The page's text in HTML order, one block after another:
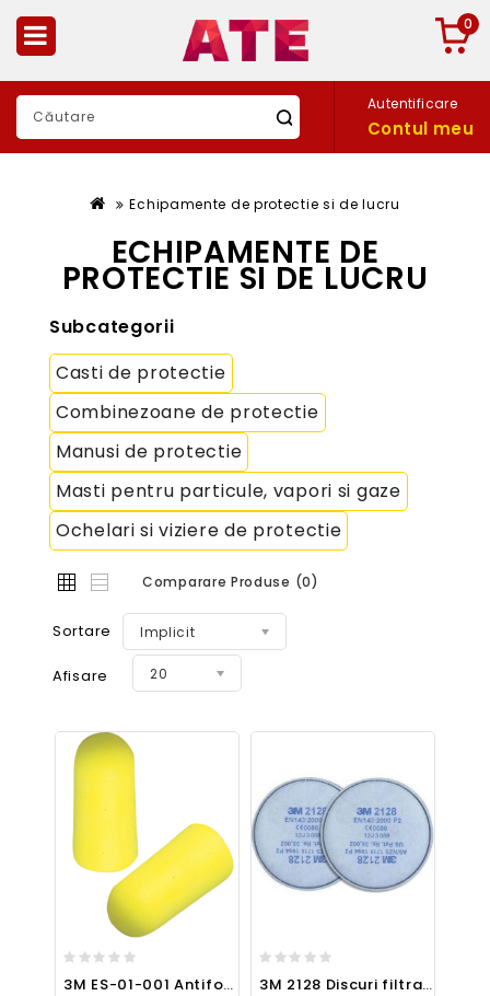
0
Autentificare
Contul meu
Echipamente de protectie si de lucru
ECHIPAMENTE DE
PROTECTIE SI DE LUCRU
Subcategorii
Casti de protectie
Combinezoane de protectie
Manusi de protectie
Masti pentru particule, vapori si gaze
Ochelari si viziere de protectie
Comparare Produse (0)
Sortare Implicit
Afisare 20
3M ES-01-001 Antifoane interne - Yellow neon (250 per) 3M 2128 Discuri filtrante cu carbon activ pentru protectia tip FFP2 împotriva particulelor solide și lichide